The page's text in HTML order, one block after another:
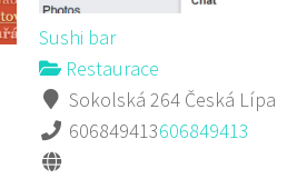
Sushi bar
Restaurace
Sokolská 264 Česká Lípa
606849413606849413